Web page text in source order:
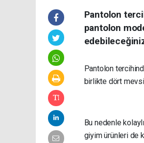
Pantolon
pantolon
Pantolon
birlikte dört
Bu nedenle
giyim ürünleri de